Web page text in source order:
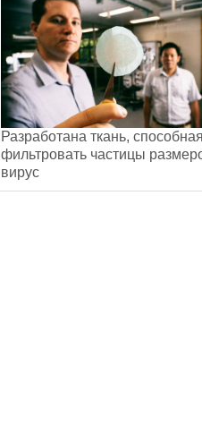
Разработана ткань, способная
фильтровать частицы
вирус